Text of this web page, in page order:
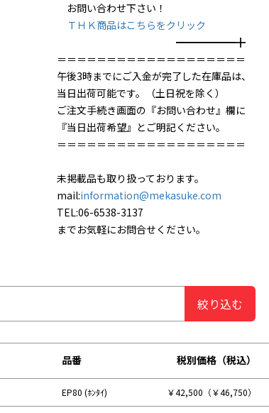
お問い合わせ下さい！
ＴＨＫ商品はこちらをクリック
━━━━━━╋
＝＝＝＝＝＝＝＝＝＝＝＝＝＝＝＝＝＝＝
午後3時までにご入金が完了した在庫品は、
当日出荷可能です。（土日祝を除く）
ご注文手続き画面の『お問い合わせ』欄に
『当日出荷希望』とご明記ください。
＝＝＝＝＝＝＝＝＝＝＝＝＝＝＝＝＝＝＝
未掲載品も取り扱っております。
mail:information@mekasuke.com
TEL:06-6538-3137
までお気軽にお問合せください。
絞り込む
品番 税別価格（税込）
EP80 (ﾎﾝﾀｲ) ￥42,500（￥46,750）